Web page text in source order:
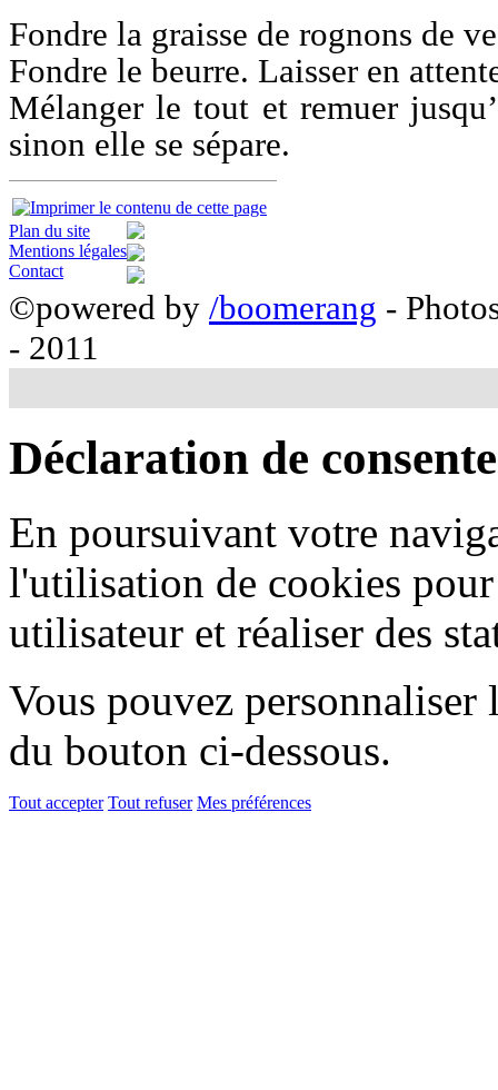
Fondre la graisse de rognons de
Fondre le beurre. Laisser en
Mélanger le tout et remuer
sinon elle se sépare.
Plan du site
Mentions légales
Contact
©powered by /boomerang -
- 2011
Déclaration de
En poursuivant votre
l'utilisation de cookies
utilisateur et réaliser des
Vous pouvez
du bouton ci-dessous.
Tout accepter Tout refuser Mes préférences